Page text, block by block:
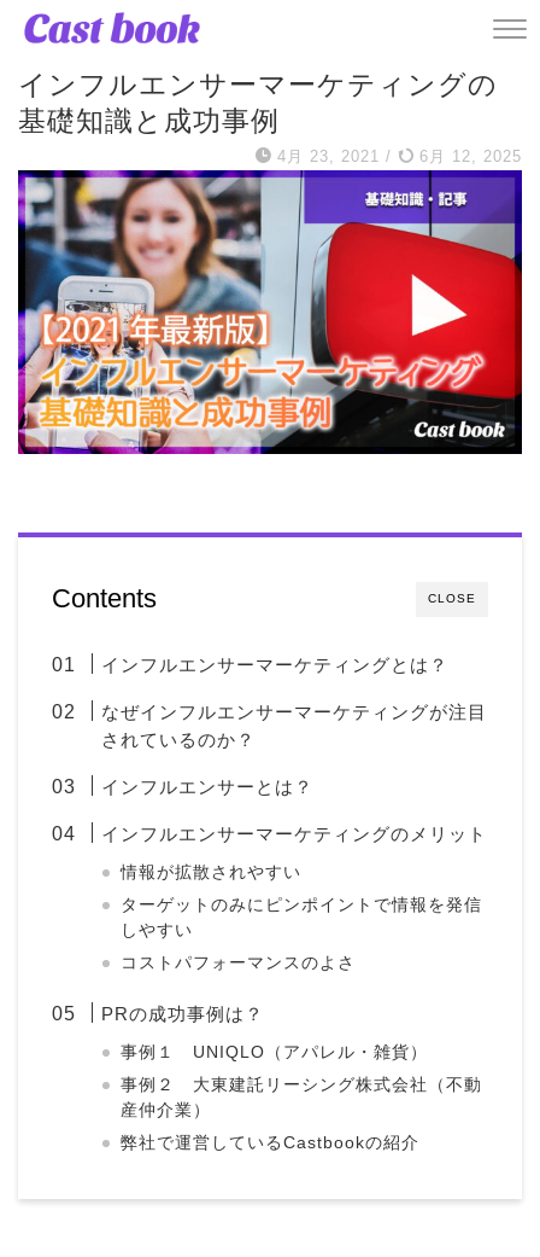
ハウツー・使い方
インフルエンサーマーケティングの
基礎知識と成功事例
4月 23, 2021 / 6月 12, 2025
CLOSE
Contents
インフルエンサーマーケティングとは？
なぜインフルエンサーマーケティングが注目
されているのか？
インフルエンサーとは？
インフルエンサーマーケティングのメリット
情報が拡散されやすい
ターゲットのみにピンポイントで情報を発信
しやすい
コストパフォーマンスのよさ
PRの成功事例は？
事例１ UNIQLO（アパレル・雑貨）
事例２ 大東建託リーシング株式会社（不動
産仲介業）
弊社で運営しているCastbookの紹介